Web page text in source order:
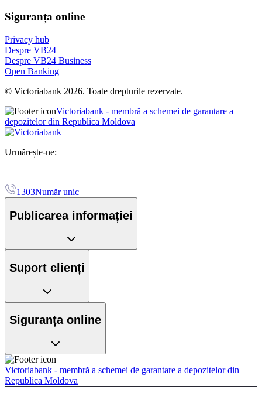
Siguranța online
Privacy hub
Despre VB24
Despre VB24 Business
Open Banking
© Victoriabank 2026. Toate drepturile rezervate.
Victoriabank - membră a schemei de garantare a
depozitelor din Republica Moldova
Urmărește-ne:
1303Număr unic
Publicarea informației
Suport clienți
Siguranța online
Victoriabank - membră a schemei de garantare a depozitelor din
Republica Moldova